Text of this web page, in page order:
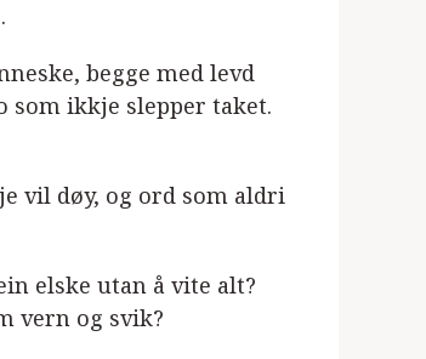
begge med levd
ikkje slepper taket.
vil døy, og ord som aldri
elske utan å vite alt?
vern og svik?